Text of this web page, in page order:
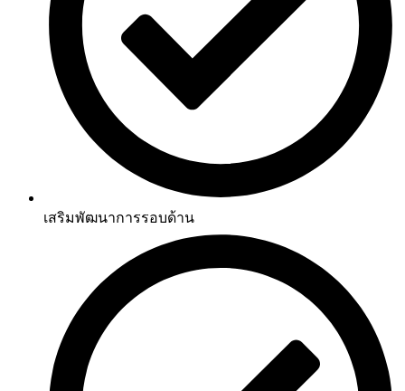
เสริมพัฒนาการรอบด้าน